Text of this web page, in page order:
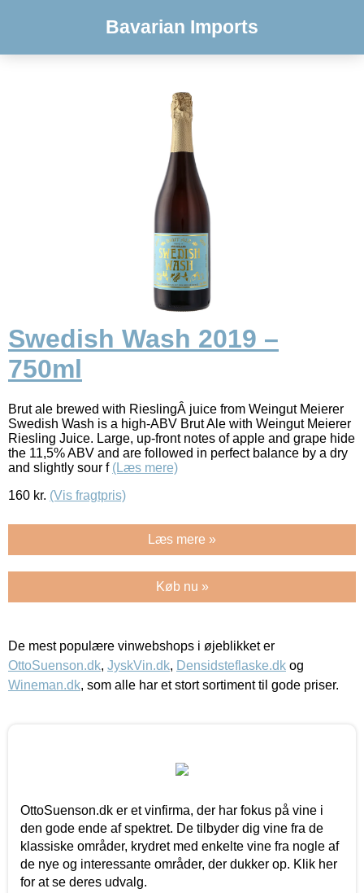
Bavarian Imports
Swedish Wash 2019 –
750ml
Brut ale brewed with RieslingÂ juice from Weingut Meierer
Swedish Wash is a high-ABV Brut Ale with Weingut Meierer
Riesling Juice. Large, up-front notes of apple and grape hide
the 11,5% ABV and are followed in perfect balance by a dry
and slightly sour f (Læs mere)
160 kr. (Vis fragtpris)
Læs mere »
Køb nu »
De mest populære vinwebshops i øjeblikket er
OttoSuenson.dk, JyskVin.dk, Densidsteflaske.dk og
Wineman.dk, som alle har et stort sortiment til gode priser.
OttoSuenson.dk er et vinfirma, der har fokus på vine i
den gode ende af spektret. De tilbyder dig vine fra de
klassiske områder, krydret med enkelte vine fra nogle af
de nye og interessante områder, der dukker op. Klik her
for at se deres udvalg.